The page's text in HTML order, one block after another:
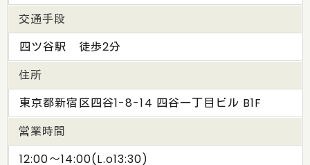
交通手段
四ツ谷駅 徒歩2分
住所
東京都新宿区四谷1-8-14 四谷一丁目ビル B1F
営業時間
12:00〜14:00(L.o13:30)